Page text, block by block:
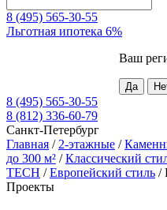
8 (495) 565-30-55
Льготная ипотека 6%
Ваш
8 (495) 565-30-55
8 (812) 336-60-79
Санкт-Петербург
Главная / 2-этажные /
до 300 м² /Классический
TECH /Европейский стиль /
Проекты